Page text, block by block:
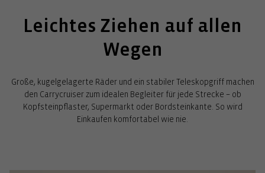
Leichtes Ziehen auf allen
Wegen
Große, kugelgelagerte Räder und ein stabiler Teleskopgriff machen
den Carrycruiser zum idealen Begleiter für jede Strecke – ob
Kopfsteinpflaster, Supermarkt oder Bordsteinkante. So wird
Einkaufen komfortabel wie nie.